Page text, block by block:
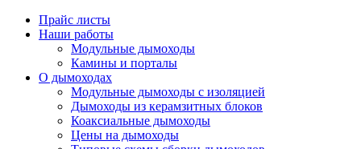
Прайс листы
Наши работы
Модульные дымоходы
Камины и порталы
О дымоходах
Модульные дымоходы с изоляцией
Дымоходы из керамзитных блоков
Коаксиальные дымоходы
Цены на дымоходы